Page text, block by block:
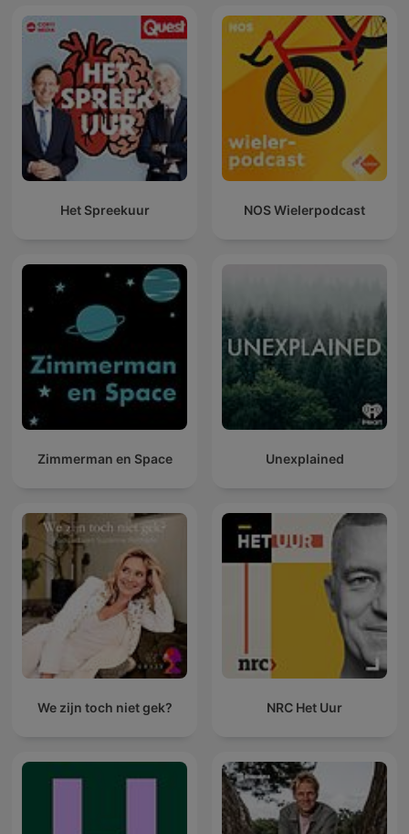
Het Spreekuur NOS Wielerpodcast
Zimmerman en Space Unexplained
We zijn toch niet gek? NRC Het Uur